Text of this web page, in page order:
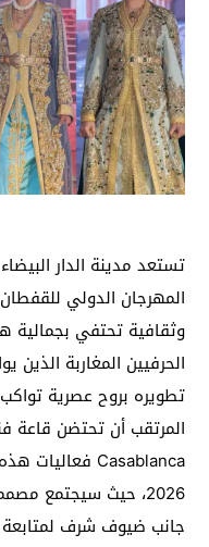
تستعد مدينة الدار
المهرجان الدولي
وثقافية تحتفي بجمالية
الحرفيين المغاربة
تطويره بروح عصرية
2026، حيث سيجتمع
جانب ضيوف شرف لمتابعة